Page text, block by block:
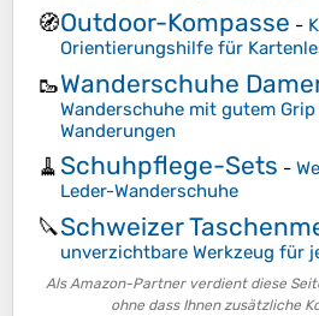
🧭Outdoor-Kompasse -
Orientierungshilfe für
🥾Wanderschuhe
Wanderschuhe mit gutem
Wanderungen
🧹 Schuhpflege-Sets -
Leder-Wanderschuhe
🔪Schweizer
unverzichtbare Werkzeug für
Als Amazon-Partner verdient diese
ohne dass Ihnen zusätzliche